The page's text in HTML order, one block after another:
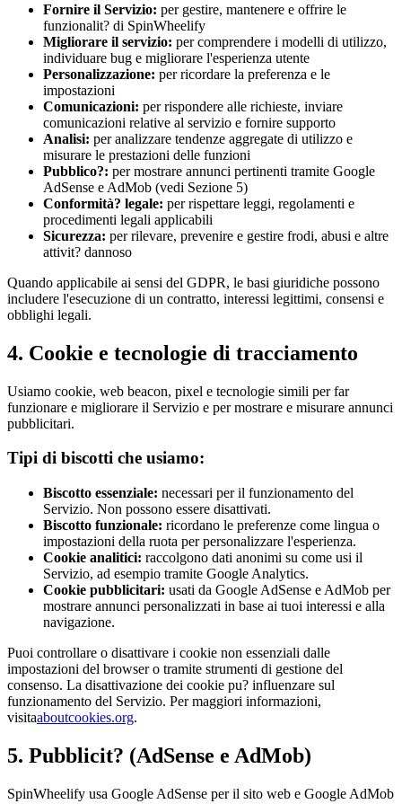
Fornire il Servizio: per gestire, mantenere e offrire le
funzionalit? di SpinWheelify
Migliorare il servizio: per comprendere i modelli di utilizzo,
individuare bug e migliorare l'esperienza utente
Personalizzazione: per ricordare la preferenza e le
impostazioni
Comunicazioni: per rispondere alle richieste, inviare
comunicazioni relative al servizio e fornire supporto
Analisi: per analizzare tendenze aggregate di utilizzo e
misurare le prestazioni delle funzioni
Pubblico?: per mostrare annunci pertinenti tramite Google
AdSense e AdMob (vedi Sezione 5)
Conformità? legale: per rispettare leggi, regolamenti e
procedimenti legali applicabili
Sicurezza: per rilevare, prevenire e gestire frodi, abusi e altre
attivit? dannoso
Quando applicabile ai sensi del GDPR, le basi giuridiche possono
includere l'esecuzione di un contratto, interessi legittimi, consensi e
obblighi legali.
4. Cookie e tecnologie di tracciamento
Usiamo cookie, web beacon, pixel e tecnologie simili per far
funzionare e migliorare il Servizio e per mostrare e misurare annunci
pubblicitari.
Tipi di biscotti che usiamo:
Biscotto essenziale: necessari per il funzionamento del
Servizio. Non possono essere disattivati.
Biscotto funzionale: ricordano le preferenze come lingua o
impostazioni della ruota per personalizzare l'esperienza.
Cookie analitici: raccolgono dati anonimi su come usi il
Servizio, ad esempio tramite Google Analytics.
Cookie pubblicitari: usati da Google AdSense e AdMob per
mostrare annunci personalizzati in base ai tuoi interessi e alla
navigazione.
Puoi controllare o disattivare i cookie non essenziali dalle
impostazioni del browser o tramite strumenti di gestione del
consenso. La disattivazione dei cookie pu? influenzare sul
funzionamento del Servizio. Per maggiori informazioni,
visitaaboutcookies.org.
5. Pubblicit? (AdSense e AdMob)
SpinWheelify usa Google AdSense per il sito web e Google AdMob